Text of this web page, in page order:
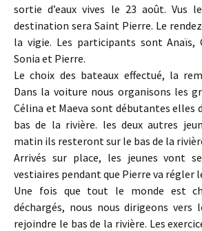
sortie d’eaux vives le 23 août. Vus
destination sera Saint Pierre. Le
la vigie. Les participants sont Anaïs,
Sonia et Pierre.
Le choix des bateaux effectué, la
Dans la voiture nous organisons les
Célina et Maeva sont débutantes elles
bas de la rivière. les deux autres
matin ils resteront sur le bas de la
Arrivés sur place, les jeunes vont
vestiaires pendant que Pierre va régler
Une fois que tout le monde est
déchargés, nous nous dirigeons vers
rejoindre le bas de la rivière. Les